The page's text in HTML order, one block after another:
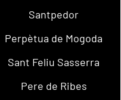
Santpedor
Perpètua de Mogoda
Sant Feliu Sasserra
Pere de Ribes